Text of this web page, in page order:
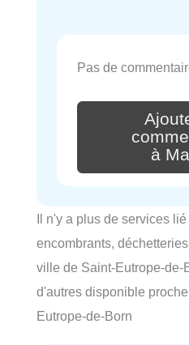
Pas de
à
Il n'y a plus de services
encombrants,
ville de Saint-Eutrope-de-
d'autres disponible
Eutrope-de-Born